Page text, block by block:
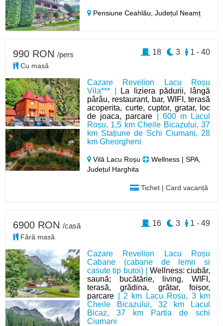
Pensiune Ceahlău,Județul Neamț
Cazare Revelion Lacu Roșu
Vila*** |
La liziera pădurii, lângă
pârâu, restaurant, bar, WIFI, terasă
acoperita, curte, cuptor, gratar, loc
de joaca, parcare | 600 m Lacul
Roșu, 1,5 km Cheile Bicazului, 37
km Stațiune de Schi Ciumani, 28
km Gheorgheni
Vilă Lacu Roșu
Wellness | SPA,
Județul Harghita
Tichet | Card vacanță
990 RON /pers
Cu masă
1 - 40
3
18
Cazare Revelion Lacu Roșu
Cabane (cabane de lemn si
casute tip butoi) | Wellness: ciubăr,
saună; bucătărie, living, WIFI,
terasă, grădina, grătar, foișor,
parcare | 2 km Lacu Rosu, 3 km
Cheile Bicazului, 32 km Lacul
Bicaz, 37 km Partia de schi
Ciumani
6900 RON /casă
Fără masă
1 - 49
3
16